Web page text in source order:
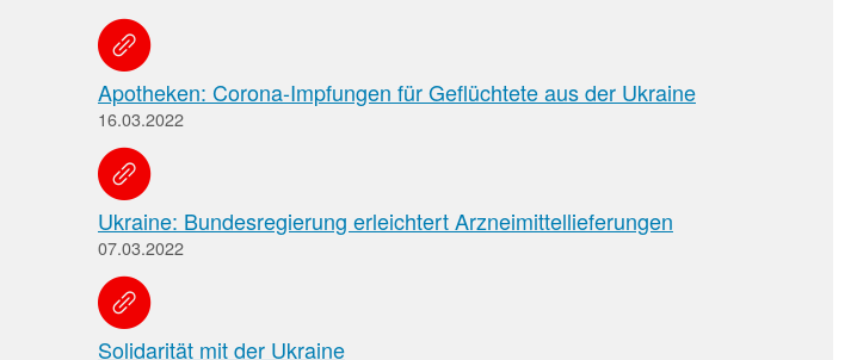
Apotheken: Corona-Impfungen für Geflüchtete aus der Ukraine
16.03.2022
Ukraine: Bundesregierung erleichtert Arzneimittellieferungen
07.03.2022
Solidarität mit der Ukraine
ein
Leitlinien
Leitlinien
und
Arbeitshilfen
der
Bundesapothekerkammer
Berichtsbogen-
Formulare der
Arzneimittelkommission
Meldung
von
unerwünschten
Arzneimittelwirkungen
und
Qualitätsmängeln